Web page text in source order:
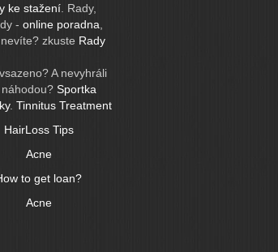
ke stažení. Rady,
-online poradna
zkuste Rady
A nevyhráli
náhodou?Sportka
.Tinnitus Treatment
HairLoss Tips
Acne
to get loan?
Acne